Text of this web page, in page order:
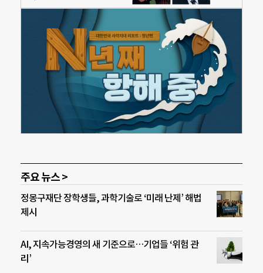
주요 뉴스 >
정몽구재단 장학생들, 과학기술로 ‘미래 난제’ 해법
제시
AI, 지속가능경영의 새 기준으로…기업들 ‘위험 관
리’